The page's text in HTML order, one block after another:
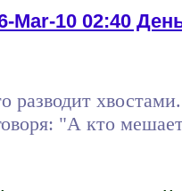
Mar-10 02:40
разводит
"А кто